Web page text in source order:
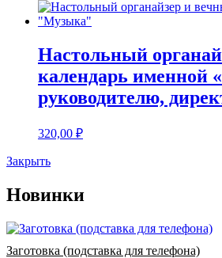
Настольный
календарь именной
руководителю,
320,00 ₽
Закрыть
Новинки
Заготовка (подставка для телефона)